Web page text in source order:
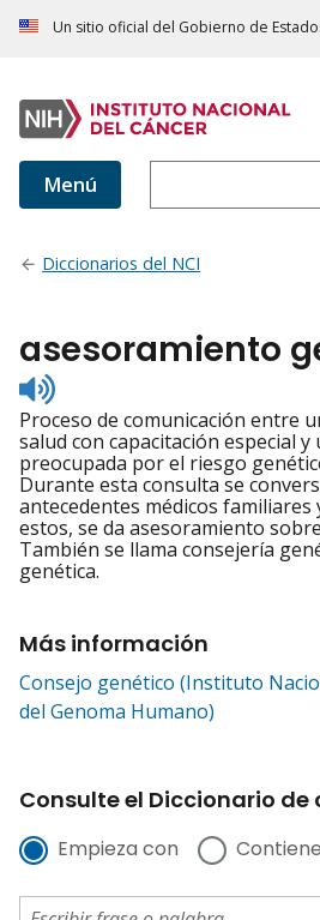
Un sitio oficial del Gobierno de
Menú
Diccionarios del NCI
asesoramiento
Listen
to
pronunciation
Proceso de comunicación entre
salud con capacitación especial
preocupada por el riesgo
Durante esta consulta se
antecedentes médicos familiares
estos, se da asesoramiento
También se llama consejería
genética.
Más información
Consejo genético (Instituto
del Genoma Humano)
Consulte el Diccionario de
Empieza con Contiene